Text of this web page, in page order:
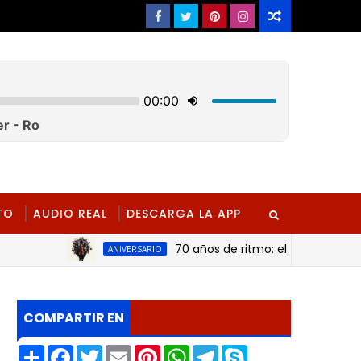
AUDIO REAL DESCARGA LA APP
ANIVERSARIO 70 años de ritmo: el inagotable legado
COMPARTIR EN
S
F
T
E
P
W
T